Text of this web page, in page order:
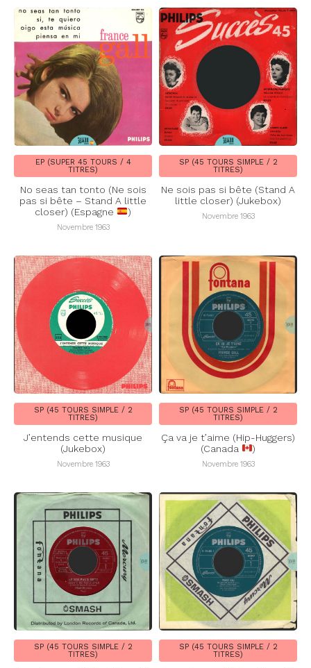
EP (SUPER 45 TOURS / 4
TITRES)
No seas tan tonto (Ne sois
pas si bête – Stand A little
closer) (Espagne
)
Novembre 1963
SP (45 TOURS SIMPLE / 2
TITRES)
Ne sois pas si bête (Stand A
little closer) (Jukebox)
Novembre 1963
SP (45 TOURS SIMPLE / 2
TITRES)
J’entends cette musique
(Jukebox)
Novembre 1963
SP (45 TOURS SIMPLE / 2
TITRES)
Ça va je t’aime (Hip-Huggers)
(Canada
)
Novembre 1963
SP (45 TOURS SIMPLE / 2
TITRES)
SP (45 TOURS SIMPLE / 2
TITRES)